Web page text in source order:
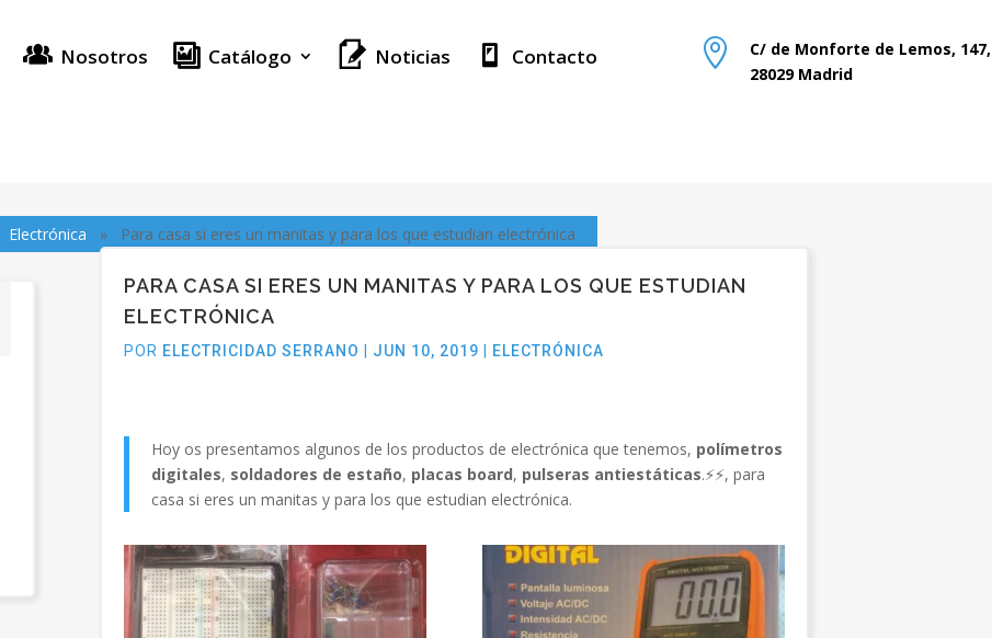
Nosotros Catálogo Noticias Contacto 
C/ de Monforte de Lemos, 147,
28029 Madrid
Electrónica » Para casa si eres un manitas y para los que estudian electrónica
PARA CASA SI ERES UN MANITAS Y PARA LOS QUE ESTUDIAN
ELECTRÓNICA
POR ELECTRICIDAD SERRANO JUN 10, 2019 ELECTRÓNICA
Hoy os presentamos algunos de los productos de electrónica que tenemos, polímetros
digitales, soldadores de estaño, placas board, pulseras antiestáticas.⚡️⚡️, para
casa si eres un manitas y para los que estudian electrónica.